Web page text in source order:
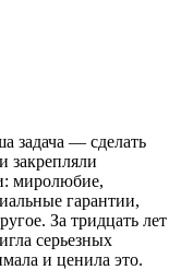
задача — сделать
закрепляли
миролюбие,
гарантии,
За тридцать лет
серьезных
и ценила это.